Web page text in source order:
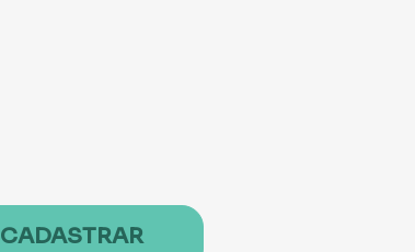
CADASTRAR